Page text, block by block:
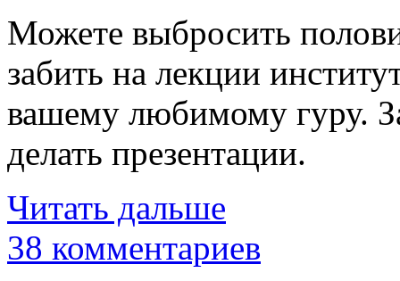
Можете выбросить
забить на лекции
вашему любимому гуру.
делать презентации.
Читать дальше
38 комментариев